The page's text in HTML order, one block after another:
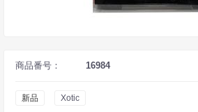
商品番号： 16984
新品 Xotic